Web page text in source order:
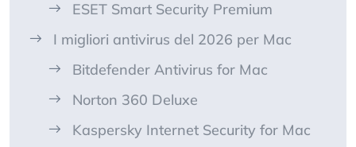
ESET Smart Security Premium
I migliori antivirus del 2026 per Mac
Bitdefender Antivirus for Mac
Norton 360 Deluxe
Kaspersky Internet Security for Mac